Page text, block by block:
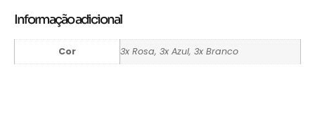
Informação adicional
Cor 3x Rosa, 3x Azul, 3x Branco